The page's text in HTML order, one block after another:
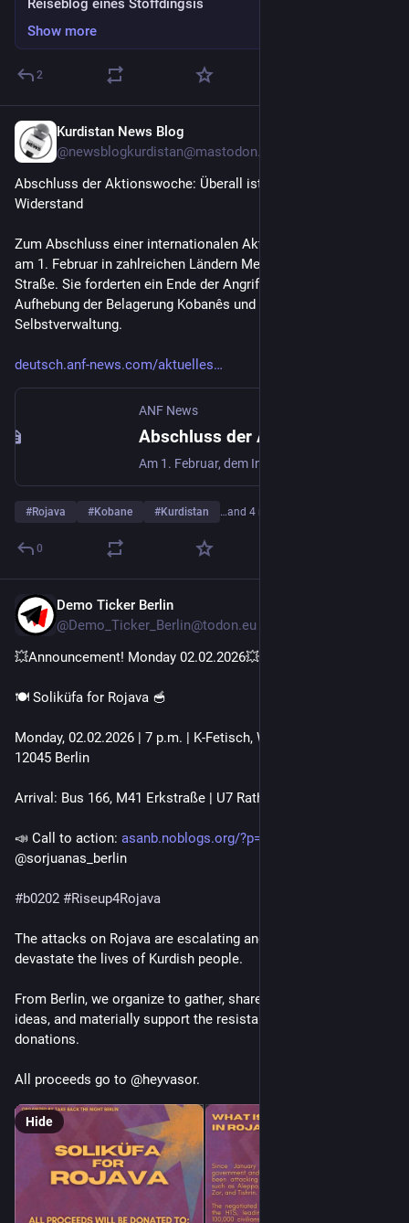
Reiseblog eines Stoffdingsis
Show more
2
Kurdistan News Blog
@newsblogkurdistan@mastodon.social
Abschluss der Aktionswoche: Überall ist Rojava – Überall ist
Widerstand
Zum Abschluss einer internationalen Aktionswoche gingen
am 1. Februar in zahlreichen Ländern Menschen auf die
Straße. Sie forderten ein Ende der Angriffe auf Rojava, die
Aufhebung der Belagerung Kobanês und die Anerkennung der
Selbstverwaltung.
deutsch.anf-news.com/aktuelles
ANF News
#Rojava #Kobane #Kurdistan …and 4 more
0
Demo Ticker Berlin
@Demo_Ticker_Berlin@todon.eu
💥Announcement! Monday 02.02.2026💥
🍽 Soliküfa for Rojava 🥣
Monday, 02.02.2026 | 7 p.m. | K-Fetisch, Wildenbruchstraße 86,
12045 Berlin
Arrival: Bus 166, M41 Erkstraße | U7 Rathaus Neukölln
📣 Call to action: asanb.noblogs.org/?p=15344
@sorjuanas_berlin
#b0202 #Riseup4Rojava
The attacks on Rojava are escalating and continue to
devastate the lives of Kurdish people.
From Berlin, we organize to gather, share food, exchange
ideas, and materially support the resistance through
donations.
All proceeds go to @heyvasor.
Hide